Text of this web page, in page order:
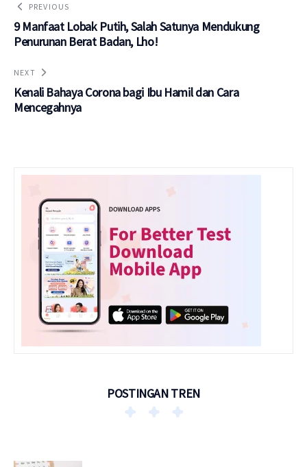
PREVIOUS
9 Manfaat Lobak Putih, Salah Satunya Mendukung
Penurunan Berat Badan, Lho!
NEXT
Kenali Bahaya Corona bagi Ibu Hamil dan Cara
Mencegahnya
POSTINGAN TREN